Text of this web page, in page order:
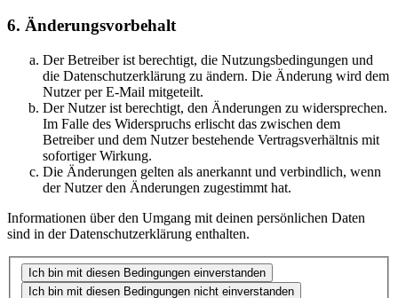
6. Änderungsvorbehalt
Der Betreiber ist berechtigt, die Nutzungsbedingungen und
die Datenschutzerklärung zu ändern. Die Änderung wird dem
Nutzer per E-Mail mitgeteilt.
Der Nutzer ist berechtigt, den Änderungen zu widersprechen.
Im Falle des Widerspruchs erlischt das zwischen dem
Betreiber und dem Nutzer bestehende Vertragsverhältnis mit
sofortiger Wirkung.
Die Änderungen gelten als anerkannt und verbindlich, wenn
der Nutzer den Änderungen zugestimmt hat.
Informationen über den Umgang mit deinen persönlichen Daten
sind in der Datenschutzerklärung enthalten.